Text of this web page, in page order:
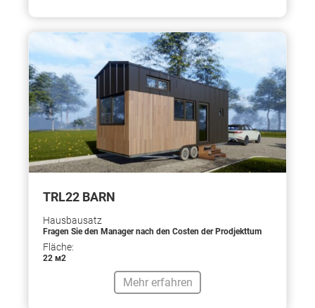
TRL22 BARN
Hausbausatz
Fragen Sie den Manager nach den Costen der Prodjekttum
Fläche:
22 м2
Mehr erfahren